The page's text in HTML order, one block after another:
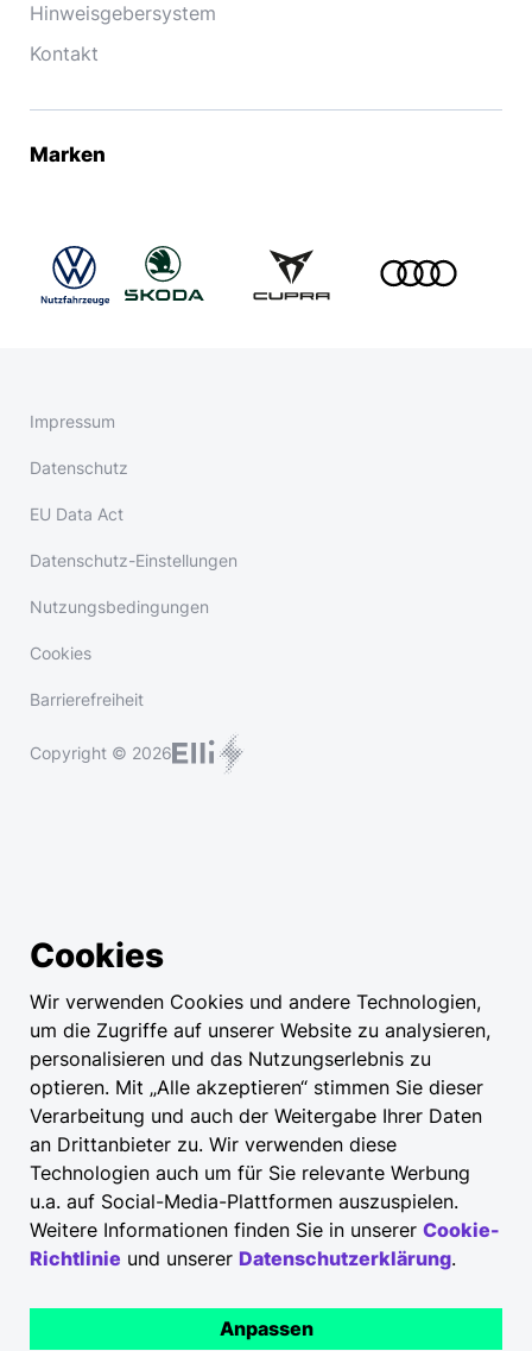
Hinweisgebersystem
Kontakt
Marken
Impressum
Datenschutz
EU Data Act
Datenschutz-Einstellungen
Nutzungsbedingungen
Cookies
Barrierefreiheit
Copyright © 2026
Cookies
Wir verwenden Cookies und andere Technologien,
um die Zugriffe auf unserer Website zu analysieren,
personalisieren und das Nutzungserlebnis zu
optieren. Mit „Alle akzeptieren“ stimmen Sie dieser
Verarbeitung und auch der Weitergabe Ihrer Daten
an Drittanbieter zu. Wir verwenden diese
Technologien auch um für Sie relevante Werbung
u.a. auf Social-Media-Plattformen auszuspielen.
Weitere Informationen finden Sie in unserer Cookie-
Richtlinie und unserer Datenschutzerklärung.
Anpassen